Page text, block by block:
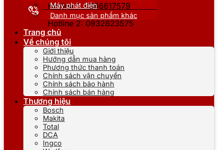
Hotline 1: 0866617579
Hotline 2: 0932623575
Máy phát điện
Danh mục sản phẩm khác
Trang chủ
Về chúng tôi
Giới thiệu
Hướng dẫn mua hàng
Phương thức thanh toán
Chính sách vận chuyển
Chính sách bảo hành
Chính sách bán hàng
Thương hiệu
Bosch
Makita
Total
DCA
Ingco